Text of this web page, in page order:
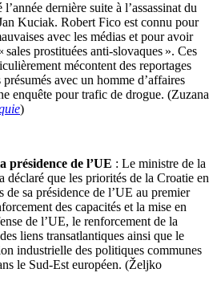
dernière suite à l’assassinat du
Kuciak. Robert Fico est connu pour
avec les médias et pour avoir
prostituées anti-slovaques ». Ces
mécontent des reportages
avec un homme d’affaires
enquête pour trafic de drogue. (Zuzana
)
présidence de l’UE : Le ministre de la
que les priorités de la Croatie en
de sa présidence de l’UE au premier
des capacités et la mise en
de l’UE, le renforcement de la
liens transatlantiques ainsi que le
industrielle des politiques communes
le Sud-Est européen. (Željko